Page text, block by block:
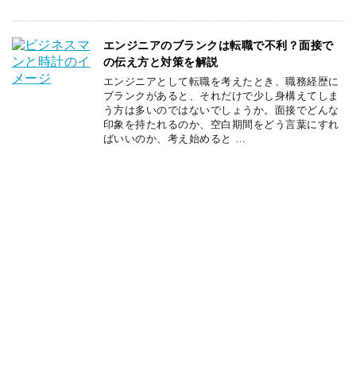
エンジニアのブランクは転職で不利？面接で
の伝え方と対策を解説
エンジニアとして転職を考えたとき、職務経歴に
ブランクがあると、それだけで少し身構えてしま
う方は多いのではないでしょうか。面接でどんな
印象を持たれるのか、空白期間をどう言葉にすれ
ばいいのか、考え始めると …